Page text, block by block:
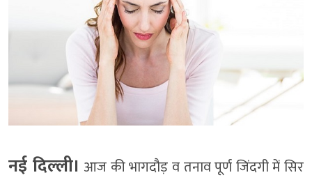
नई दिल्‍ली। आज की भागदौड़ व तनाव पूर्ण जिंदगी में सिर